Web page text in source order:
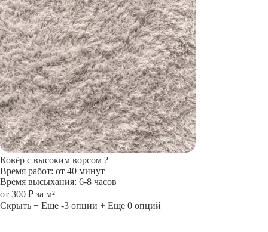
Ковёр с высоким ворсом ?
Время работ: от 40 минут
Время высыхания: 6-8 часов
от 300 ₽ за м²
Скрыть + Еще -3 опции + Еще 0 опций